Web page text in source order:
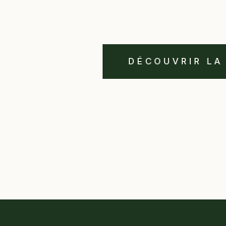
DÉCOUVRIR LA